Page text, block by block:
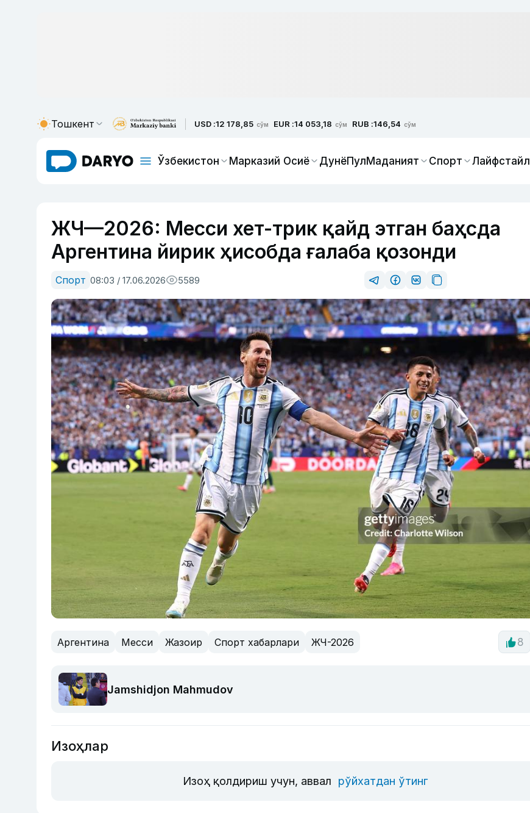
Тошкент USD :12 178,85 сўм EUR :14 053,18 сўм RUB :146,54 сўм
Ўзбекистон Марказий Осиё ДунёПулМаданият Спорт Лайфстайл
ЖЧ—2026: Месси хет-трик қайд этган баҳсда
Аргентина йирик ҳисобда ғалаба қозонди
Спорт 08:03 / 17.06.2026 5589
Аргентина Месси Жазоир Спорт хабарлари ЖЧ-2026 8
Jamshidjon Mahmudov
Изоҳлар
Изоҳ қолдириш учун, аввал рўйхатдан ўтинг